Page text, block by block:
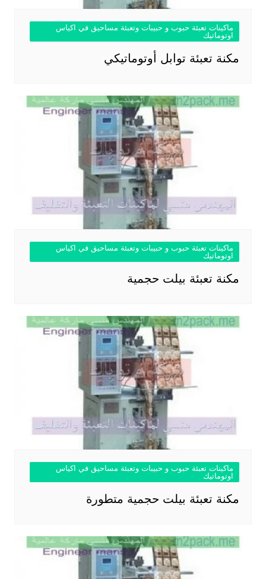
ماكينات تعبئة حبوب و حبيبات وتعبئة مساحيق في اكياس
اوتوماتيك
مكنة تعبئة توابل أوتوماتيكي
ماكينات تعبئة حبوب و حبيبات وتعبئة مساحيق في اكياس
اوتوماتيك
مكنة تعبئة بيلت حجمية
ماكينات تعبئة حبوب و حبيبات وتعبئة مساحيق في اكياس
اوتوماتيك
مكنة تعبئة بيلت حجمية متطورة